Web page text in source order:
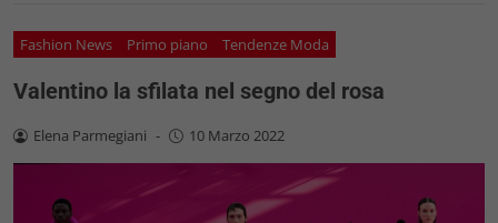
Fashion News Primo piano Tendenze Moda
Valentino la sfilata nel segno del rosa
Elena Parmegiani - 10 Marzo 2022